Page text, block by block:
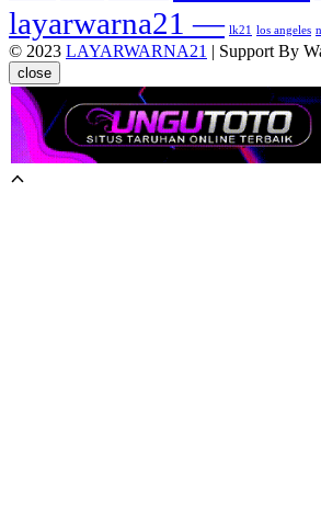
layarwarna21 — lk21 los angeles
© 2023 LAYARWARNA21 | Support By
close